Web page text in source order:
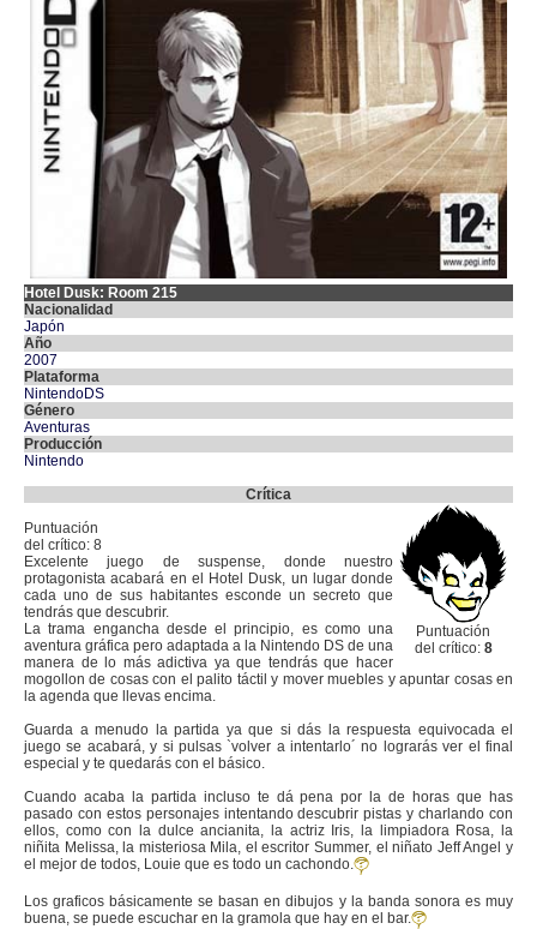
Hotel Dusk: Room 215
Nacionalidad
Japón
Año
2007
Plataforma
NintendoDS
Género
Aventuras
Producción
Nintendo
Crítica
Puntuación
del crítico: 8
Puntuación
del crítico: 8
Excelente juego de suspense, donde nuestro
protagonista acabará en el Hotel Dusk, un lugar donde
cada uno de sus habitantes esconde un secreto que
tendrás que descubrir.
La trama engancha desde el principio, es como una
aventura gráfica pero adaptada a la Nintendo DS de una
manera de lo más adictiva ya que tendrás que hacer
mogollon de cosas con el palito táctil y mover muebles y apuntar cosas en
la agenda que llevas encima.
Guarda a menudo la partida ya que si dás la respuesta equivocada el
juego se acabará, y si pulsas `volver a intentarlo´ no lograrás ver el final
especial y te quedarás con el básico.
Cuando acaba la partida incluso te dá pena por la de horas que has
pasado con estos personajes intentando descubrir pistas y charlando con
ellos, como con la dulce ancianita, la actriz Iris, la limpiadora Rosa, la
niñita Melissa, la misteriosa Mila, el escritor Summer, el niñato Jeff Angel y
el mejor de todos, Louie que es todo un cachondo.
Los graficos básicamente se basan en dibujos y la banda sonora es muy
buena, se puede escuchar en la gramola que hay en el bar.